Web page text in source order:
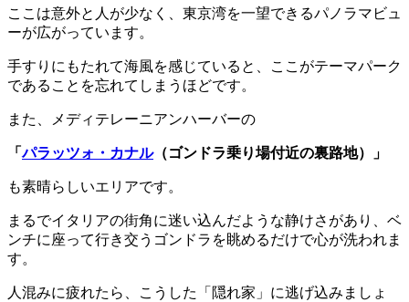
ここは意外と人が少なく、東京湾を一望できるパノラマビュ
ーが広がっています。
手すりにもたれて海風を感じていると、ここがテーマパーク
であることを忘れてしまうほどです。
また、メディテレーニアンハーバーの
「パラッツォ・カナル（ゴンドラ乗り場付近の裏路地）」
も素晴らしいエリアです。
まるでイタリアの街角に迷い込んだような静けさがあり、ベ
ンチに座って行き交うゴンドラを眺めるだけで心が洗われま
す。
人混みに疲れたら、こうした「隠れ家」に逃げ込みましょ